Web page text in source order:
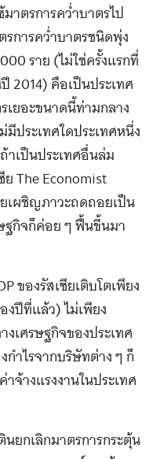
าตรการคว่ำบาตรไป
รการคว่ำบาตรชนิดพุ่ง
ราย (ไม่ใช่ครั้งแรกที่
2014) คือเป็นประเทศ
เยอะขนาดนี้ท่ามกลาง
ประเทศใดประเทศหนึ่ง
าเป็นประเทศอื่นล่ม
The Economist
เผชิญภาวะถดถอยเป็น
ฐกิจก็ค่อย ๆ ฟื้นขึ้นมา
ของรัสเซียเติบโตเพียง
งปีที่แล้ว) ไม่เพียง
เศรษฐกิจของประเทศ
ำไรจากบริษัทต่าง ๆ ก็
างแรงงานในประเทศ
ยกเลิกมาตรการกระตุ้น